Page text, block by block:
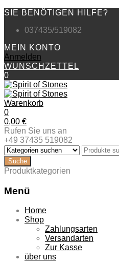
SIE BENÖTIGEN HILFE?
037435/519082
MEIN KONTO
Anmelden
WUNSCHZETTEL
0
Warenkorb
0
0,00 €
Rufen Sie uns an
+49 37435 519082
Produktkategorien
Menü
Zum
Inhalt
Home
Shop
Zahlungsarten
Versandarten
Zur Kasse
über uns